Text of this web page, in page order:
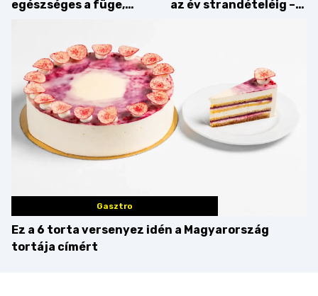
egészséges a füge,
az év strandételéig –
Gasztro
Ez a 6 torta versenyez idén a Magyarország
tortája címért